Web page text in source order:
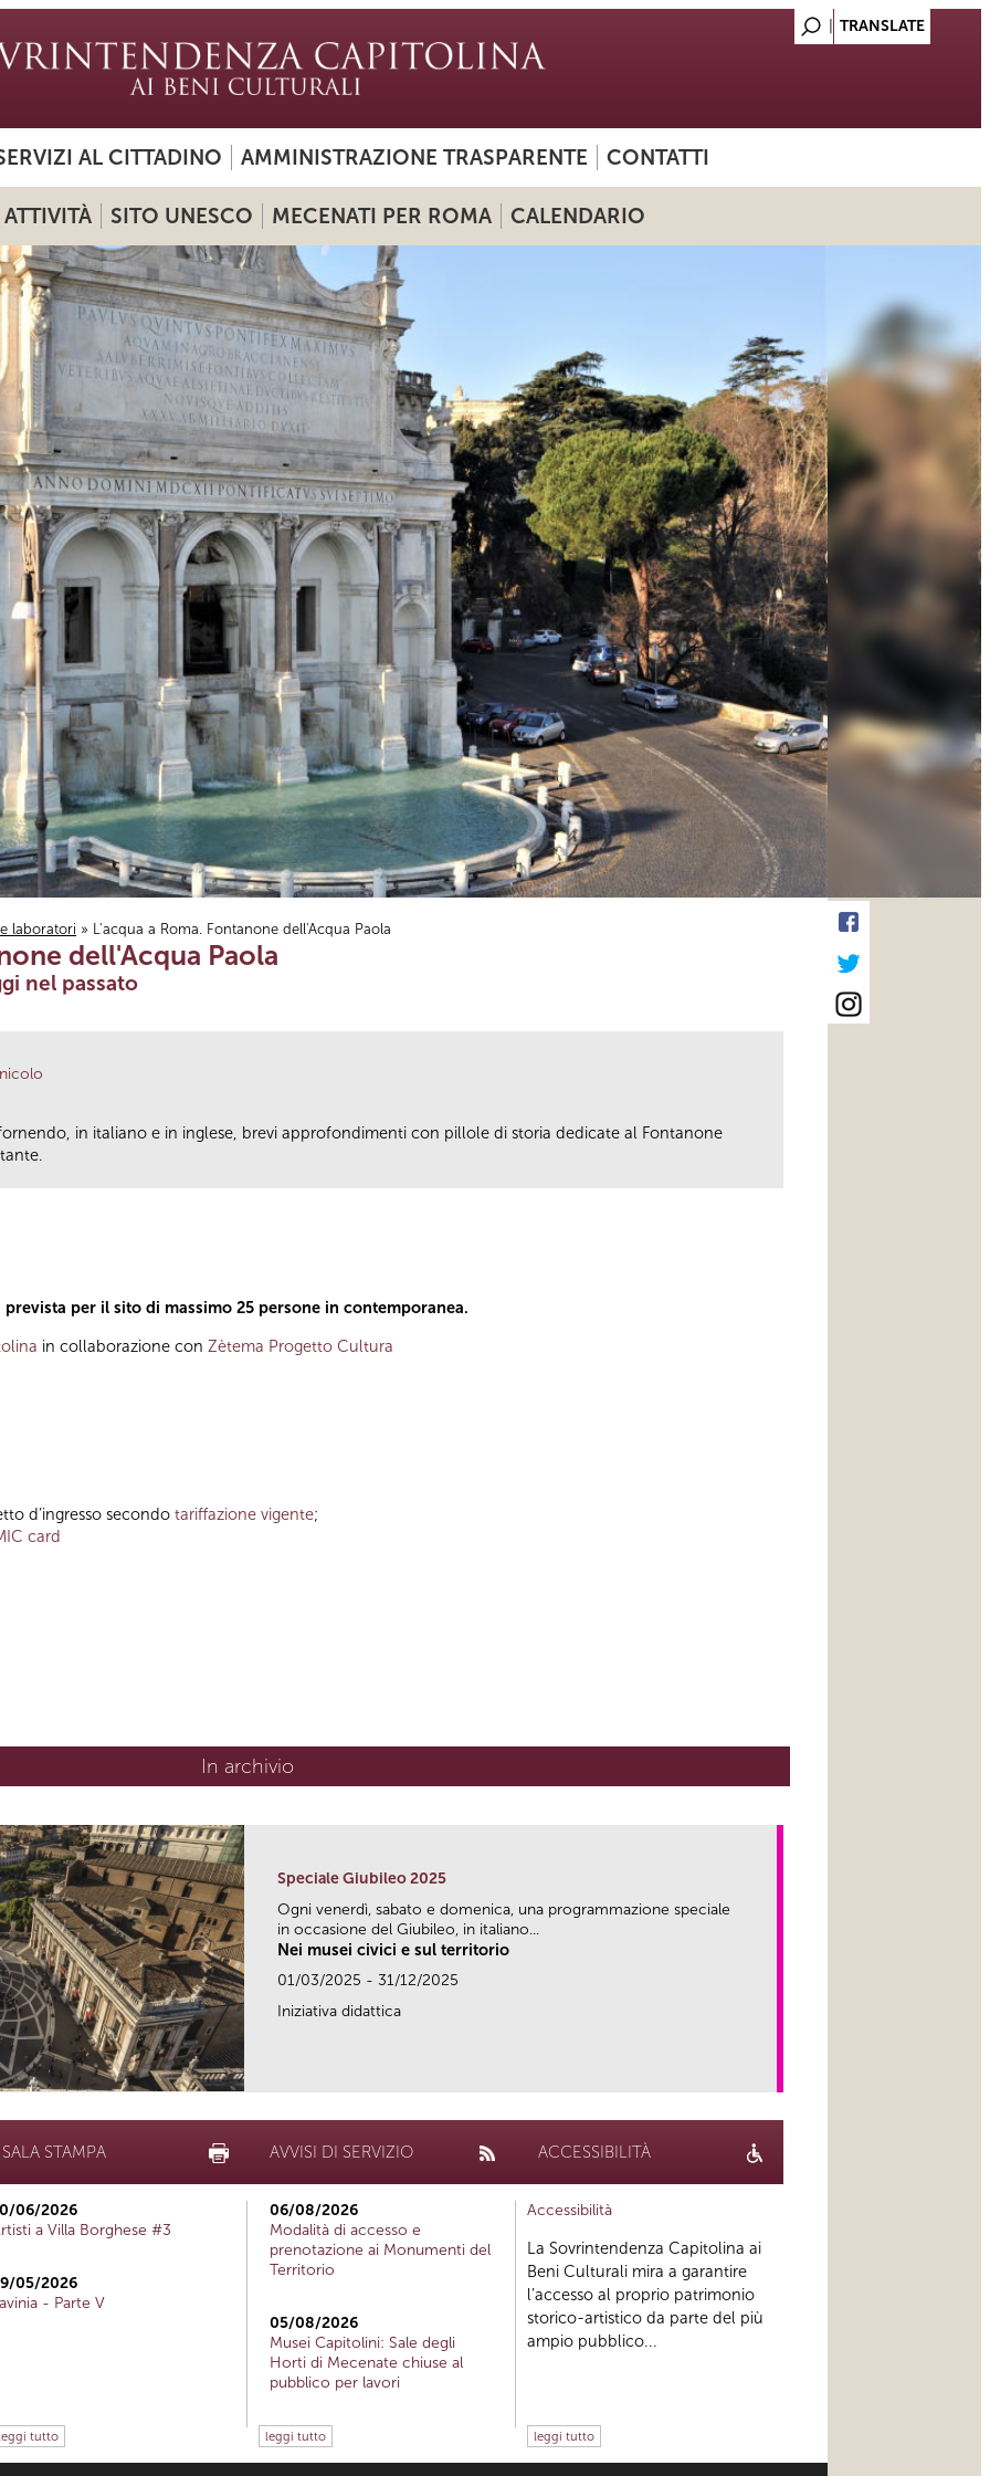
AL CITTADINO AMMINISTRAZIONE TRASPARENTE CONTATTI
ATTIVITÀ SITO UNESCO MECENATI PER ROMA CALENDARIO
laboratori » L'acqua a Roma. Fontanone dell'Acqua Paola
dell'Acqua Paola
nel passato
in italiano e in inglese, brevi approfondimenti con pillole di storia dedicate al Fontanone
per il sito di massimo 25 persone in contemporanea.
in collaborazione con Zètema Progetto Cultura
d’ingresso secondo tariffazione vigente;
card
In archivio
Speciale Giubileo 2025
Ogni venerdì, sabato e domenica, una programmazione speciale
in occasione del Giubileo, in italiano...
Nei musei civici e sul territorio
01/03/2025 - 31/12/2025
Iniziativa didattica
SALA STAMPA
06/2026
a Villa Borghese #3
05/2026
- Parte V
tutto
AVVISI DI SERVIZIO
06/08/2026
Modalità di accesso e
prenotazione ai Monumenti del
Territorio
05/08/2026
Musei Capitolini: Sale degli
Horti di Mecenate chiuse al
pubblico per lavori
leggi tutto
ACCESSIBILITÀ
Accessibilità
La Sovrintendenza Capitolina ai
Beni Culturali mira a garantire
l’accesso al proprio patrimonio
storico-artistico da parte del più
ampio pubblico...
leggi tutto